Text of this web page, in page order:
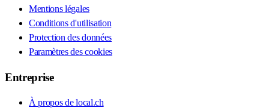
Mentions légales
Conditions d'utilisation
Protection des données
Paramètres des cookies
Entreprise
À propos de local.ch